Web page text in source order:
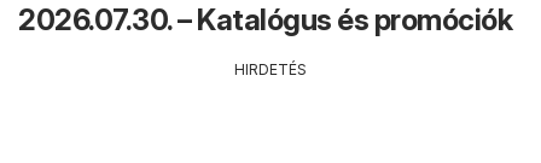
2026.07.30. – Katalógus és promóciók
HIRDETÉS